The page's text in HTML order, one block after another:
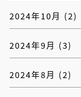
2024年10月 (2)
2024年9月 (3)
2024年8月 (2)